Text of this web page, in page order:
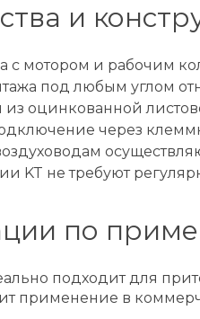
и
мотором и рабочим
под любым углом
оцинкованной
через
KT не требуют
по
подходит для
применение в